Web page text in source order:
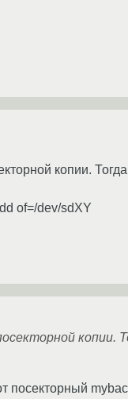
копии.
of=/dev/sdXY
копии.
посекторный